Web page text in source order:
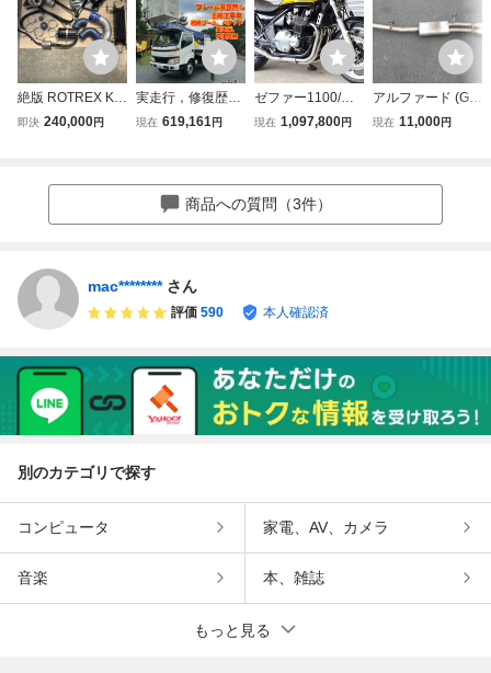
絶版 ROTREX KG
J10 IQ 1KR-FE ス
即決 240,000円
実走行，修復歴な
し！H18年トヨタ
絶縁ブーム，バケ
ット！ウインチ付
現在 619,161円
ゼファー1100/フ
ァイナルモデル/イ
ィション極上/修復
歴無し/ローンOK/
現在 1,097,800円
アルファード (GG
H20W) モデリス
現在 11,000円
商品への質問（3件）
mac******** さん
評価 590 本人確認済
別のカテゴリで探す
コンピュータ 家電、AV、カメラ
音楽 本、雑誌
もっと見る